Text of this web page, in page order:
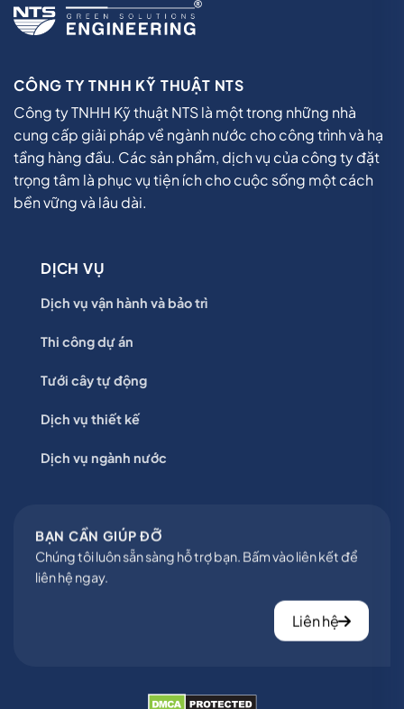
CÔNG TY TNHH KỸ THUẬT NTS
Công ty TNHH Kỹ thuật NTS là một trong những nhà
cung cấp giải pháp về ngành nước cho công trình và hạ
tầng hàng đầu. Các sản phẩm, dịch vụ của công ty đặt
trọng tâm là phục vụ tiện ích cho cuộc sống một cách
bền vững và lâu dài.
DỊCH VỤ
Dịch vụ vận hành và bảo trì
Thi công dự án
Tưới cây tự động
Dịch vụ thiết kế
Dịch vụ ngành nước
BẠN CẦN GIÚP ĐỠ
Chúng tôi luôn sẵn sàng hỗ trợ bạn. Bấm vào liên kết để
liên hệ ngay.
Liên hệ